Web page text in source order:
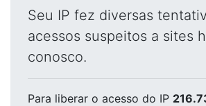
Seu IP fez diversas
acessos suspeitos a sites
conosco.
Para liberar o acesso do IP